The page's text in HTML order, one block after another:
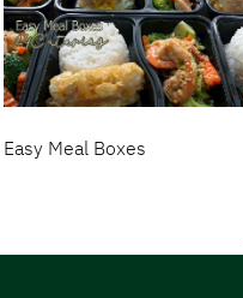
Easy Meal Boxes